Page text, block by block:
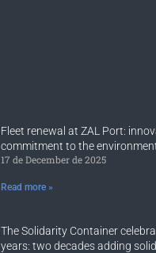
Fleet renewal at ZAL Port:
commitment to the
17 de December de 2025
Read more »
The Solidarity Container
years: two decades adding